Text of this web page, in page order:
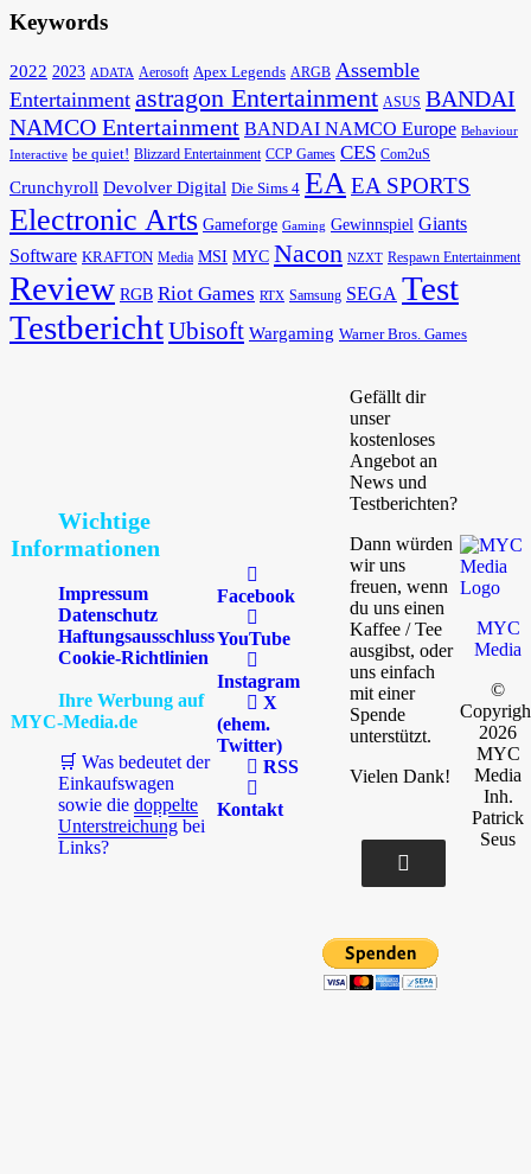
Keywords
2022 2023 ADATA Aerosoft Apex Legends ARGB Assemble
Entertainment astragon Entertainment ASUS BANDAI
NAMCO Entertainment BANDAI NAMCO Europe Behaviour
Interactive be quiet! Blizzard Entertainment CCP Games CES Com2uS
Crunchyroll Devolver Digital Die Sims 4 EA EA SPORTS
Electronic Arts Gameforge Gaming Gewinnspiel Giants
Software KRAFTON Media MSI MYC Nacon NZXT Respawn Entertainment
Review RGB Riot Games RTX Samsung SEGA Test
TestberichtUbisoft Wargaming Warner Bros. Games
Wichtige
Informationen
Impressum
Datenschutz
Haftungsausschluss
Cookie-Richtlinien
Ihre Werbung auf
MYC-Media.de
🛒 Was bedeutet der
Einkaufswagen
sowie die doppelte
Unterstreichung bei
Links?
Facebook
YouTube
Instagram
X
(ehem.
Twitter)
RSS
Kontakt
Gefällt dir
unser
kostenloses
Angebot an
News und
Testberichten?
Dann würden
wir uns
freuen, wenn
du uns einen
Kaffee / Tee
ausgibst, oder
uns einfach
mit einer
Spende
unterstützt.
Vielen Dank!
MYC
Media
©
2026
MYC
Media
Inh.
Patrick
Seus